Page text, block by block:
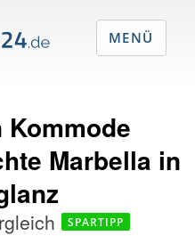
Marbella in
SPARTIPP
MENÜ